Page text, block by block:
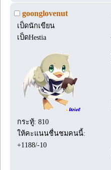
goonglovenut
เป็ดนักเขียน
เป็ดHestia
กระทู้: 810
ให้คะแนนชื่นชมคนนี้:
+1188/-10